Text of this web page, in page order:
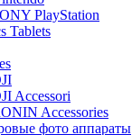
PlayStation
Tablets
Accessori
Accessories
фото аппараты